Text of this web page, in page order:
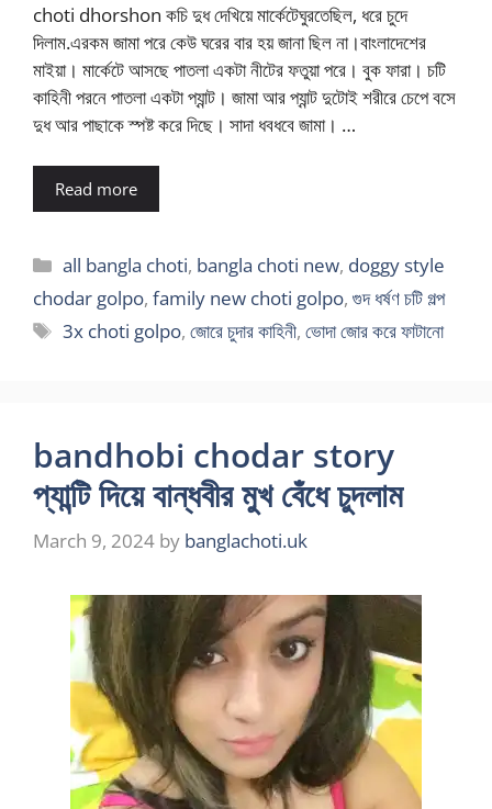
choti dhorshon কচি দুধ দেখিয়ে মার্কেটেঘুরতেছিল, ধরে চুদে
দিলাম.এরকম জামা পরে কেউ ঘরের বার হয় জানা ছিল না।বাংলাদেশের
মাইয়া। মার্কেটে আসছে পাতলা একটা নীটের ফতুয়া পরে। বুক ফারা। চটি
কাহিনী পরনে পাতলা একটা প্যান্ট। জামা আর প্যান্ট দুটোই শরীরে চেপে বসে
দুধ আর পাছাকে স্পষ্ট করে দিছে। সাদা ধবধবে জামা। …
Read more
Categories
all bangla choti, bangla choti new, doggy style
chodar golpo, family new choti golpo, গুদ ধর্ষণ চটি গল্প
Tags
3x choti golpo,জোরে চুদার কাহিনী,ভোদা জোর করে ফাটানো
bandhobi chodar story
প্যান্টি দিয়ে বান্ধবীর মুখ বেঁধে চুদলাম
March 9, 2024 by banglachoti.uk